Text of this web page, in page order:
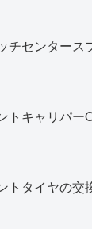
チセンター
トキャリパ
トタイヤの